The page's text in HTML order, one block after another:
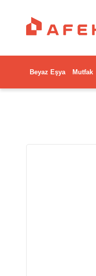
Beyaz Eşya Mutfak